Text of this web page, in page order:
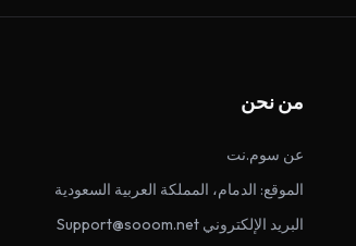
من نحن
عن سوم.نت
الموقع: الدمام، المملكة العربية السعودية
البريد الإلكتروني Support@sooom.net